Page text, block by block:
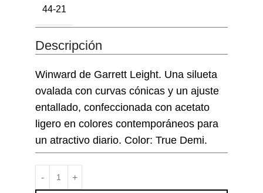
44-21
Descripción
Winward de Garrett Leight. Una silueta
ovalada con curvas cónicas y un ajuste
entallado, confeccionada con acetato
ligero en colores contemporáneos para
un atractivo diario. Color: True Demi.